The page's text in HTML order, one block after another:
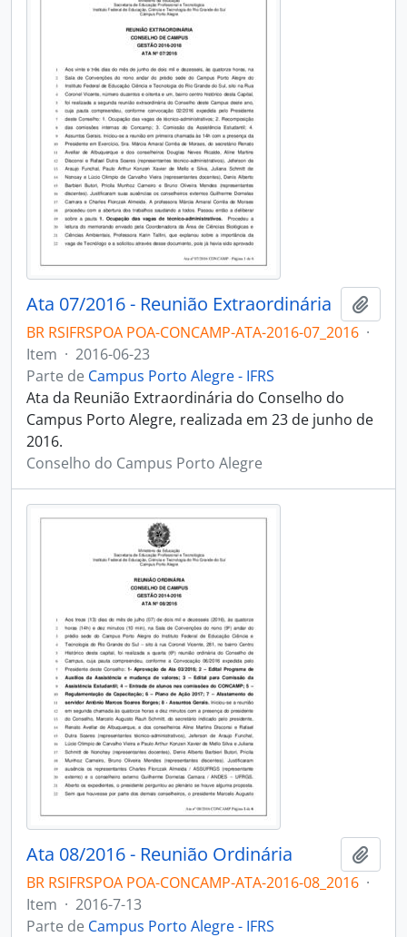
Ata 07/2016 - Reunião Extraordinária
BR RSIFRSPOA POA-CONCAMP-ATA-2016-07_2016 ·
Item · 2016-06-23
Parte de Campus Porto Alegre - IFRS
Ata da Reunião Extraordinária do Conselho do
Campus Porto Alegre, realizada em 23 de junho de
2016.
Conselho do Campus Porto Alegre
Ata 08/2016 - Reunião Ordinária
BR RSIFRSPOA POA-CONCAMP-ATA-2016-08_2016 ·
Item · 2016-7-13
Parte de Campus Porto Alegre - IFRS